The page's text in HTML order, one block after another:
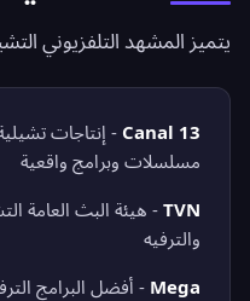
يتميز المشهد التلفزيوني
Canal 13 - إنتاجات
مسلسلات وبرامج واقعية
TVN - هيئة البث العامة
والترفيه
Mega - أفضل البرامج